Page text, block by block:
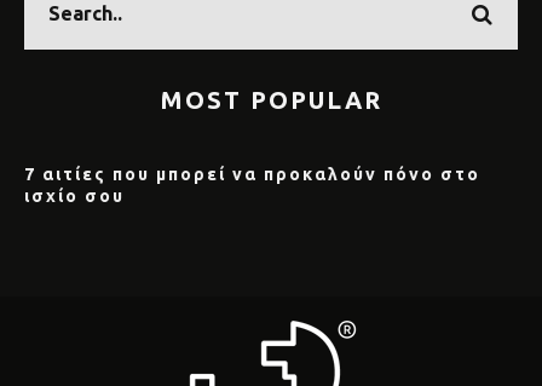
MOST POPULAR
7 αιτίες που μπορεί να προκαλούν πόνο στο
ισχίο σου